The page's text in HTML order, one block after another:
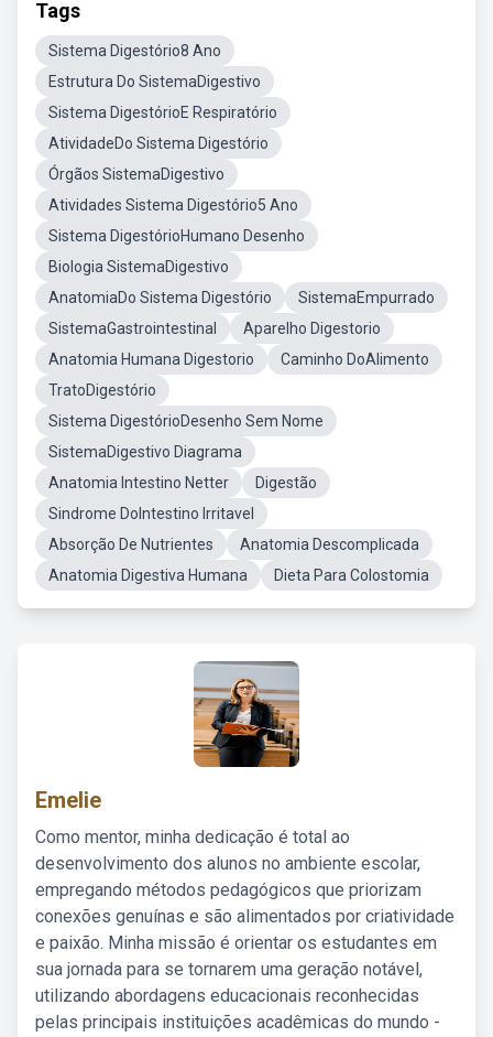
Tags
Sistema Digestório8 Ano
Estrutura Do SistemaDigestivo
Sistema DigestórioE Respiratório
AtividadeDo Sistema Digestório
Órgãos SistemaDigestivo
Atividades Sistema Digestório5 Ano
Sistema DigestórioHumano Desenho
Biologia SistemaDigestivo
AnatomiaDo Sistema Digestório
SistemaEmpurrado
SistemaGastrointestinal
Aparelho Digestorio
Anatomia Humana Digestorio
Caminho DoAlimento
TratoDigestório
Sistema DigestórioDesenho Sem Nome
SistemaDigestivo Diagrama
Anatomia Intestino Netter
Digestão
Sindrome DoIntestino Irritavel
Absorção De Nutrientes
Anatomia Descomplicada
Anatomia Digestiva Humana
Dieta Para Colostomia
Emelie
Como mentor, minha dedicação é total ao
desenvolvimento dos alunos no ambiente escolar,
empregando métodos pedagógicos que priorizam
conexões genuínas e são alimentados por criatividade
e paixão. Minha missão é orientar os estudantes em
sua jornada para se tornarem uma geração notável,
utilizando abordagens educacionais reconhecidas
pelas principais instituições acadêmicas do mundo -